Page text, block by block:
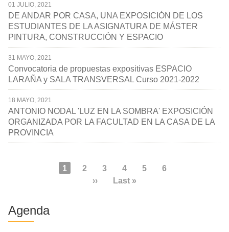
01 JULIO, 2021
DE ANDAR POR CASA, UNA EXPOSICIÓN DE LOS
ESTUDIANTES DE LA ASIGNATURA DE MÁSTER
PINTURA, CONSTRUCCIÓN Y ESPACIO
31 MAYO, 2021
Convocatoria de propuestas expositivas ESPACIO
LARAÑA y SALA TRANSVERSAL Curso 2021-2022
18 MAYO, 2021
ANTONIO NODAL 'LUZ EN LA SOMBRA' EXPOSICIÓN
ORGANIZADA POR LA FACULTAD EN LA CASA DE LA
PROVINCIA
PaginaciónPágina
1 Page
2 Page
3 Page
4 Page
5 Page
6
Siguiente
››
Última
Last »
Agenda